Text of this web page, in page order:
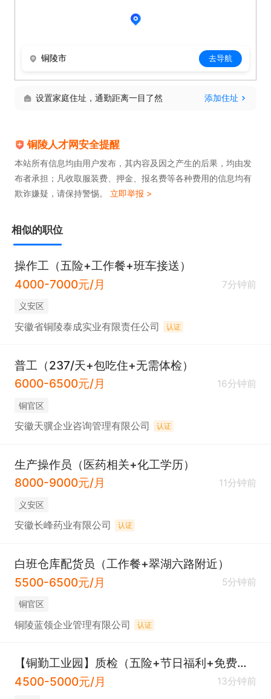
铜陵市 去导航
设置家庭住址，通勤距离一目了然 添加住址
铜陵人才网安全提醒
本站所有信息均由用户发布，其内容及因之产生的后果，均由发
布者承担；凡收取服装费、押金、报名费等各种费用的信息均有
欺诈嫌疑，请保持警惕。 立即举报 >
相似的职位
操作工（五险+工作餐+班车接送）
4000-7000元/月
7分钟前
义安区
安徽省铜陵泰成实业有限责任公司 认证
普工（237/天+包吃住+无需体检）
6000-6500元/月
16分钟前
铜官区
安徽天骥企业咨询管理有限公司 认证
生产操作员（医药相关+化工学历）
8000-9000元/月
11分钟前
义安区
安徽长峰药业有限公司 认证
白班仓库配货员（工作餐+翠湖六路附近）
5500-6500元/月
5分钟前
铜官区
铜陵蓝领企业管理有限公司 认证
【铜勤工业园】质检（五险+节日福利+免费培训）
4500-5000元/月
13分钟前